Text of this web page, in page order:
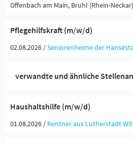
Offenbach am Main, Brühl (Rhein-Neckar)
Pflegehilfskraft (m/w/d)
02.08.2026 /Seniorenheime der
verwandte und ähnliche
Haushaltshilfe (m/w/d)
01.08.2026 / Rentner aus Lutherstadt